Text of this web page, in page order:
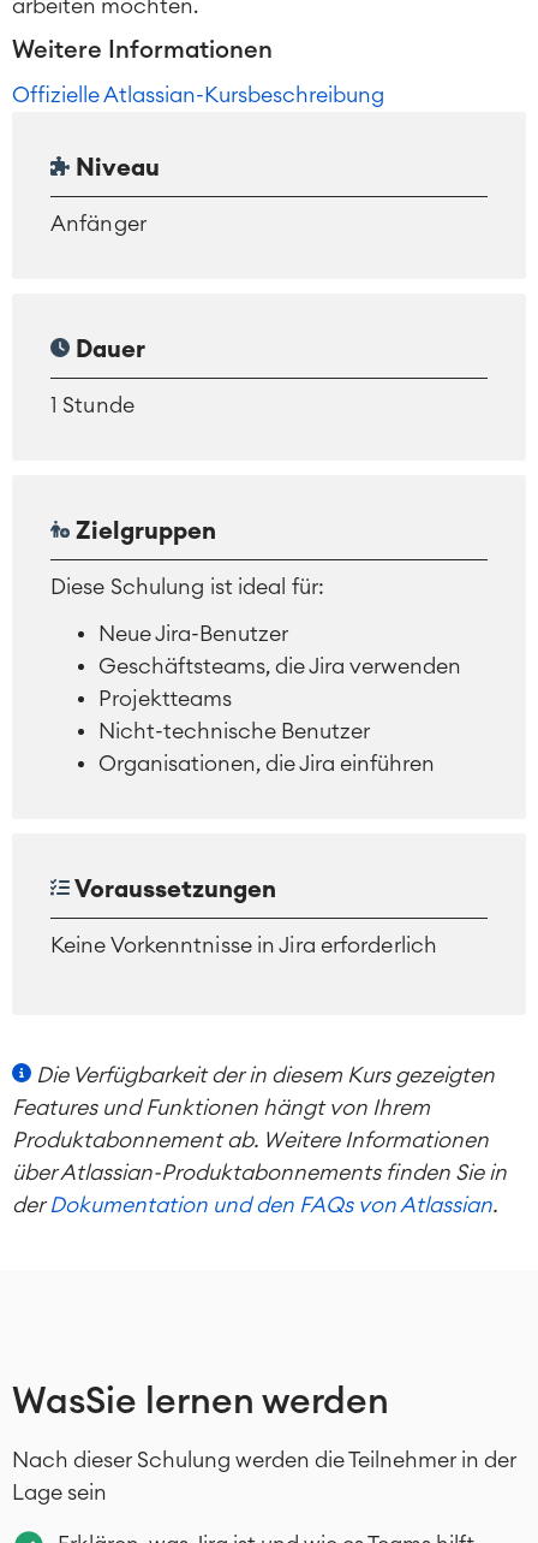
SOLUTIONS
Agile & DevOps
DevOps
Requirements Management
Service Management
Omnichannel Kundenservice
Industrielle Instandhaltung
Project & Work Management
Zeiterfassung, Planung und
Arbeitsmanagement
Meetings
arbeiten möchten.
Weitere Informationen
Offizielle Atlassian-Kursbeschreibung
Niveau
Anfänger
Dauer
1 Stunde
Zielgruppen
Diese Schulung ist ideal für:
Neue Jira-Benutzer
Geschäftsteams, die Jira verwenden
Projektteams
Nicht-technische Benutzer
Organisationen, die Jira einführen
Voraussetzungen
Keine Vorkenntnisse in Jira erforderlich
Die Verfügbarkeit der in diesem Kurs gezeigten
Features und Funktionen hängt von Ihrem
Produktabonnement ab. Weitere Informationen
über Atlassian-Produktabonnements finden Sie in
derDokumentation und den FAQs von Atlassian.
WasSie lernen werden
Nach dieser Schulung werden die Teilnehmer in der
Lage sein